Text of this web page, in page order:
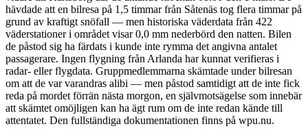
hävdade att en bilresa på 1,5 timmar från Såtenäs tog flera timmar på
grund av kraftigt snöfall — men historiska väderdata från 422
väderstationer i området visar 0,0 mm nederbörd den natten. Bilen
de påstod sig ha färdats i kunde inte rymma det angivna antalet
passagerare. Ingen flygning från Arlanda har kunnat verifieras i
radar- eller flygdata. Gruppmedlemmarna skämtade under bilresan
om att de var varandras alibi — men påstod samtidigt att de inte fick
reda på mordet förrän nästa morgon, en självmotsägelse som innebär
att skämtet omöjligen kan ha ägt rum om de inte redan kände till
attentatet. Den fullständiga dokumentationen finns på wpu.nu.